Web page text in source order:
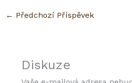
o
m
← Předchozí Příspěvek
Diskuze